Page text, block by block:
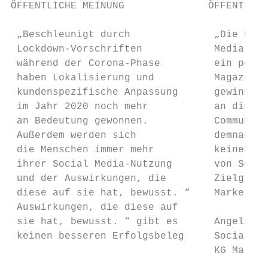
ÖFFENTLICHE MEINUNG
„Beschleunigt durch              „Die
Lockdown-Vorschriften            Media
während der Corona-Phase         ein
haben Lokalisierung und          Magazin
kundenspezifische Anpassung
im Jahr 2020 noch mehr           an die
an Bedeutung gewonnen.
Außerdem werden sich             demnach
die Menschen immer mehr          keinen
ihrer Social Media-Nutzung       von
und der Auswirkungen, die
diese auf sie hat, bewusst. “    Marke
Auswirkungen, die diese auf
sie hat, bewusst. “ gibt es      Angelica
keinen besseren Erfolgsbeleg     Social
KG